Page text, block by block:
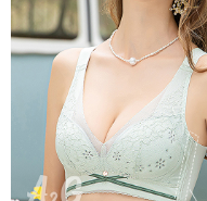
購買商品的店家。未經商家同
後付繳納相關費用。
※ 交易是否成功請以「AFTEE
是否繳費成功／繳費後需取消
客戶支援中心」
https://
【注意事項】
１．透過由恩沛科技股份有限
易，需依本服務之必要範圍內
權轉讓予恩沛科技股份有限公
每筆NT$60，滿NT$699(含
付款後7-11取貨
每筆NT$60，滿NT$699(含
宅配
每筆NT$100，滿